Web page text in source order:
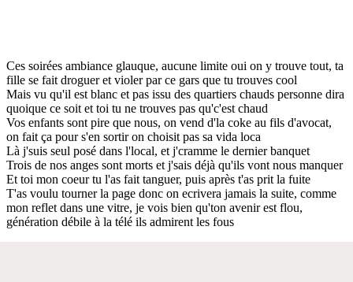
Ces soirées ambiance glauque, aucune limite oui on y trouve tout, ta
fille se fait droguer et violer par ce gars que tu trouves cool
Mais vu qu'il est blanc et pas issu des quartiers chauds personne dira
quoique ce soit et toi tu ne trouves pas qu'c'est chaud
Vos enfants sont pire que nous, on vend d'la coke au fils d'avocat,
on fait ça pour s'en sortir on choisit pas sa vida loca
Là j'suis seul posé dans l'local, et j'cramme le dernier banquet
Trois de nos anges sont morts et j'sais déjà qu'ils vont nous manquer
Et toi mon coeur tu l'as fait tanguer, puis après t'as prit la fuite
T'as voulu tourner la page donc on ecrivera jamais la suite, comme
mon reflet dans une vitre, je vois bien qu'ton avenir est flou,
génération débile à la télé ils admirent les fous